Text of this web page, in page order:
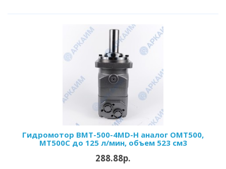
Гидромотор BMT-500-4MD-H аналог OMT500,
MT500C до 125 л/мин, объем 523 см3
288.88р.